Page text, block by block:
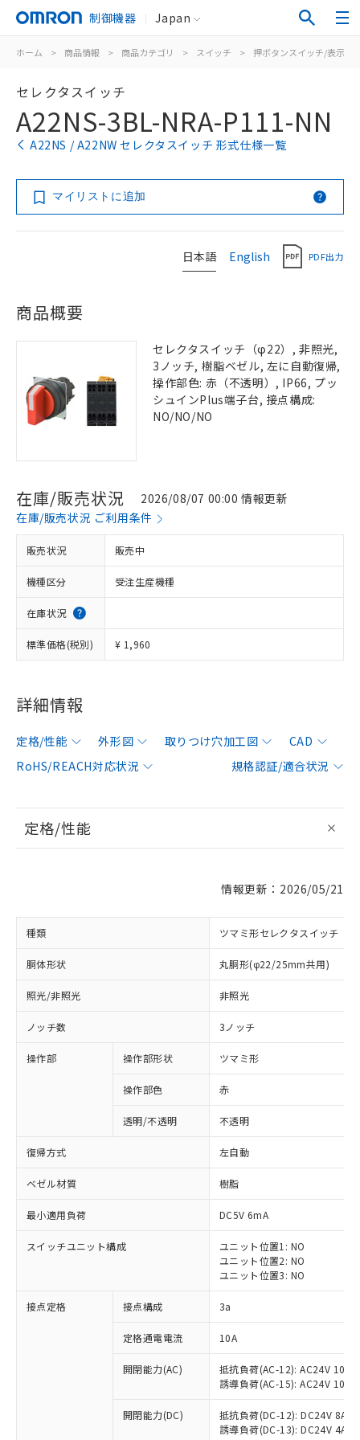
制御機器 Japan
ホーム > 商品情報 > 商品カテゴリ > スイッチ > 押ボタンスイッチ/表示灯
セレクタスイッチ
A22NS-3BL-NRA-P111-NN
A22NS / A22NW セレクタスイッチ 形式仕様一覧
マイリストに追加
日本語 English PDF出力
商品概要
セレクタスイッチ（φ22）, 非照光,
3ノッチ, 樹脂ベゼル, 左に自動復帰,
操作部色: 赤（不透明）, IP66, プッ
シュインPlus端子台, 接点構成:
NO/NO/NO
在庫/販売状況
2026/08/07 00:00 情報更新
在庫/販売状況 ご利用条件
販売状況 販売中
機種区分 受注生産機種
在庫状況
標準価格(税別) ¥ 1,960
詳細情報
定格/性能 外形図 取りつけ穴加工図
CAD
RoHS/REACH対応状況
規格認証/適合状況
定格/性能
情報更新：2026/05/21
種類 ツマミ形セレクタスイッチ
胴体形状 丸胴形(φ22/25mm共用)
照光/非照光 非照光
ノッチ数 3ノッチ
操作部 操作部形状 ツマミ形
操作部色 赤
透明/不透明 不透明
復帰方式 左自動
ベゼル材質 樹脂
最小適用負荷 DC5V 6mA
スイッチユニット構成
ユニット位置1: NO
ユニット位置2: NO
ユニット位置3: NO
接点定格 接点構成 3a
定格通電電流 10A
開閉能力(AC)
抵抗負荷(AC-12): AC24V 10A/
誘導負荷(AC-15): AC24V
開閉能力(DC)
抵抗負荷(DC-12): DC24V 8A/
誘導負荷(DC-13): DC24V 4A/
ご利用条件
対応済み：EU RoHS指令（10物質）の
非含有に対応した製品が提供可能な商品で
有に対応した製品に切り替える予定のある